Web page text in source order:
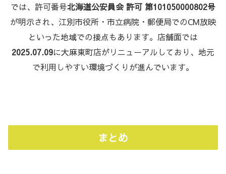
では、許可番号北海道公安員会 許可 第101050000802号
が明示され、江別市役所・市立病院・郵便局でのCM放映
といった地域での接点もあります。店舗面では
2025.07.09に大麻東町店がリニューアルしており、地元
で利用しやすい環境づくりが進んでいます。
まとめ